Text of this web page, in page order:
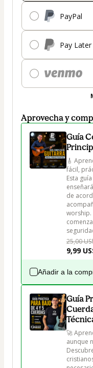
PayPal
Pay Later
Aprovecha y
Guía
🎸
fácil,
Esta
de
worship.
25,00
9,99
Añadir a la
Guía
🚀
aunque